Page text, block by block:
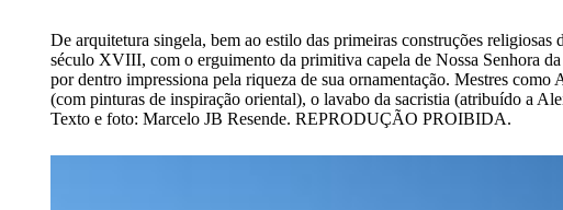
De arquitetura singela, bem ao estilo das primeiras construções
século XVIII, com o erguimento da primitiva capela de Nossa Senhora
por dentro impressiona pela riqueza de sua ornamentação. Mestres
(com pinturas de inspiração oriental), o lavabo da sacristia (atribuído a
Texto e foto: Marcelo JB Resende. REPRODUÇÃO PROIBIDA.